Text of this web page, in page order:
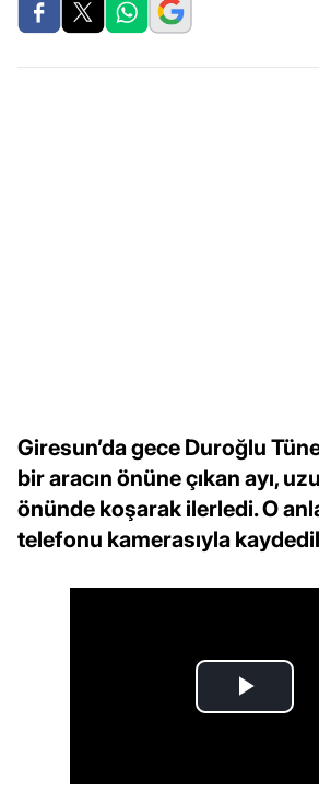
Giresun’da gece Duroğlu
bir aracın önüne çıkan ayı,
önünde koşarak ilerledi. O
telefonu kamerasıyla